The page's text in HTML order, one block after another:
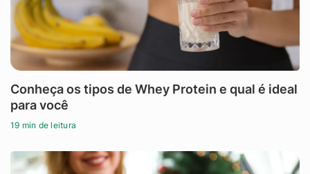
Conheça os tipos de Whey Protein e qual é ideal
para você
19 min de leitura